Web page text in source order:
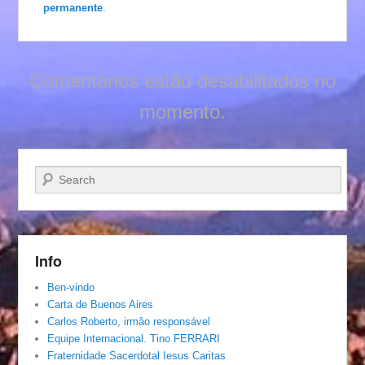
permanente
Comentários estão desabilitados no
momento.
Pesquisar…
Info
Ben-vindo
Carta de Buenos Aires
Carlos Roberto, irmâo responsável
Equipe Internacional. Tino FERRARI
Fraternidade Sacerdotal Iesus Caritas